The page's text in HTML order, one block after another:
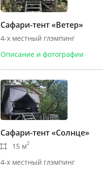
Сафари-тент «Ветер»
4-х местный глэмпинг
Описание и фотографии
Сафари-тент «Солнце»
15 м2
4-х местный глэмпинг